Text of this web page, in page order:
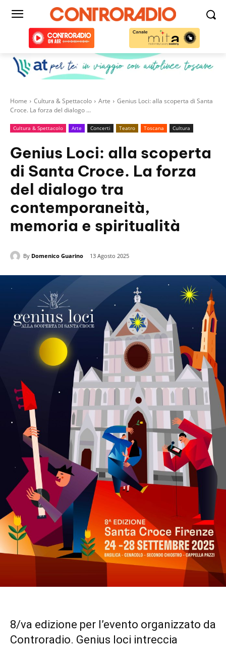
Home Cultura & Spettacolo Arte
Genius Loci: alla scoperta di Santa
Croce. La forza del dialogo ...
Cultura & Spettacolo Arte Concerti Teatro Toscana Cultura
Genius Loci: alla scoperta
di Santa Croce. La forza
del dialogo tra
contemporaneità,
memoria e spiritualità
By Domenico Guarino 13 Agosto 2025
8/va edizione per l’evento organizzato da
Controradio. Genius loci intreccia